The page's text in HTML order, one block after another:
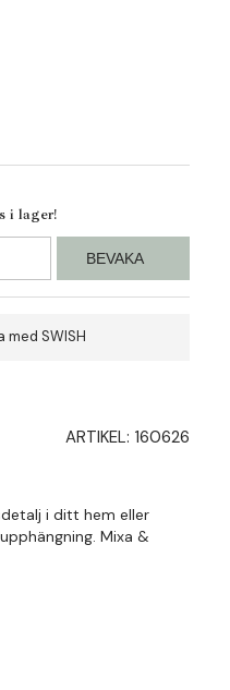
i lager!
BEVAKA
med SWISH
ARTIKEL: 160626
i ditt hem eller
Mixa &